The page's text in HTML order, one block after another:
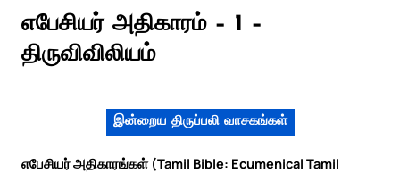
எபேசியர் அதிகாரம் – 1 –
திருவிவிலியம்
இன்றைய திருப்பலி வாசகங்கள்
எபேசியர் அதிகாரங்கள் (Tamil Bible: Ecumenical Tamil